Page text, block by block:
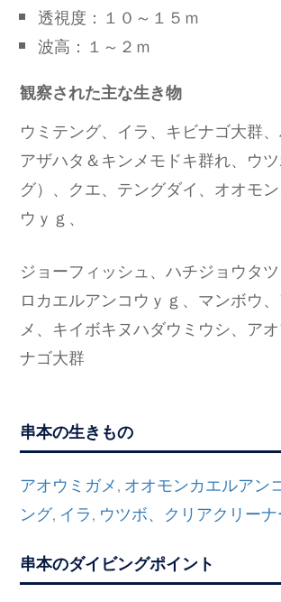
透視度：１０～１５ｍ
波高：１～２ｍ
観察された主な生き物
ウミテング、イラ、キビナゴ大群、
アザハタ＆キンメモドキ群れ、ウ
グ）、クエ、テングダイ、オオモ
ウｙｇ、
ジョーフィッシュ、ハチジョウタ
ロカエルアンコウｙｇ、マンボウ
メ、キイボキヌハダウミウシ、ア
ナゴ大群
串本の生きもの
アオウミガメ , オオモンカエルアン
ング, イラ , ウツボ、クリアクリー
串本のダイビングポイント